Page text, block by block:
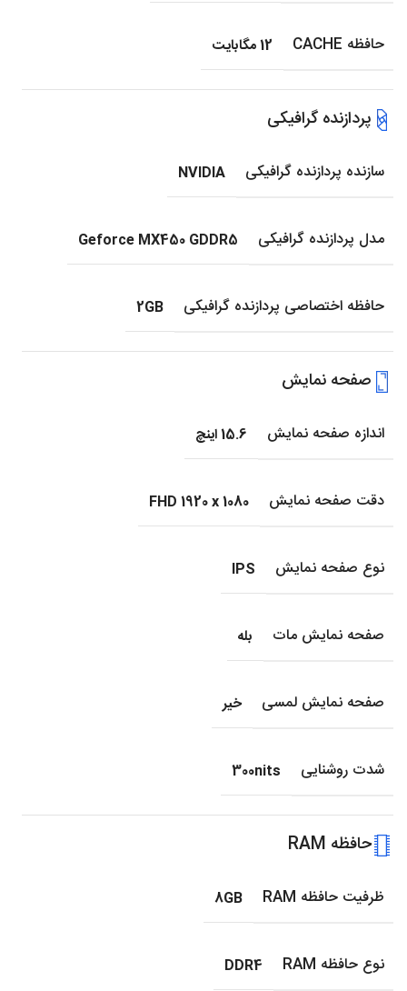
حافظه CACHE 12 مگابایت
پردازنده گرافیکی
سازنده پردازنده گرافیکی NVIDIA
مدل پردازنده گرافیکی Geforce MX450 GDDR5
حافظه اختصاصی پردازنده گرافیکی 2GB
صفحه نمایش
اندازه صفحه نمایش 15.6 اینچ
دقت صفحه نمایش FHD 1920 x 1080
نوع صفحه نمایش IPS
صفحه نمایش مات بله
صفحه نمایش لمسی خیر
شدت روشنایی 300nits
حافظه RAM
ظرفیت حافظه RAM 8GB
نوع حافظه RAM DDR4